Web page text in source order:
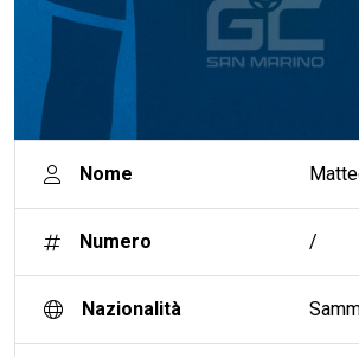
Nome
Numero /
Nazionalità